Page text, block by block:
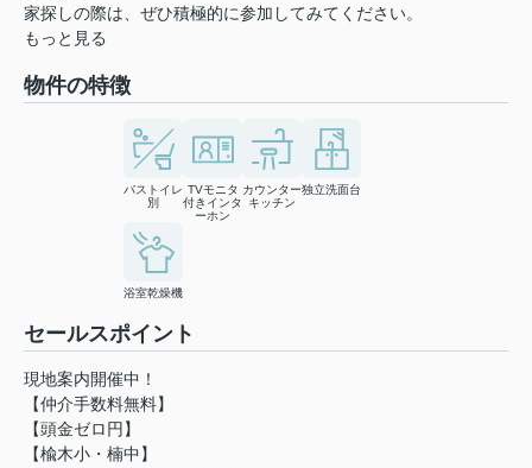
家探しの際は、ぜひ積極的に参加してみてください。
もっと見る
物件の特徴
バストイレ
別
TVモニタ
付きインタ
ーホン
カウンター
キッチン
独立洗面台
浴室乾燥機
セールスポイント
現地案内開催中！
【仲介手数料無料】
【頭金ゼロ円】
【楡木小・楠中】